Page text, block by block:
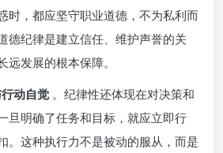
时，都应坚守职业道德，不为私利而
德纪律是建立信任、维护声誉的关
发展的根本保障。
动自觉 。纪律性还体现在对决策和
旦明确了任务和目标，就应立即行
。这种执行力不是被动的服从，而是